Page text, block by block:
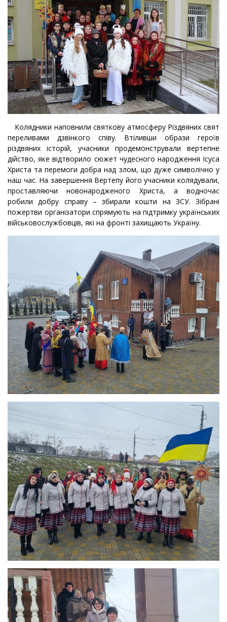
Колядники наповнили святкову атмосферу Різдвяних свят
переливами дзвінкого співу. Втіливши образи героїв
різдвяних історій, учасники продемонстрували вертепне
дійство, яке відтворило сюжет чудесного народження Ісуса
Христа та перемоги добра над злом, що дуже символічно у
наш час. На завершення Вертепу його учасники колядували,
проставляючи новонародженого Христа, а водночас
робили добру справу – збирали кошти на ЗСУ. Зібрані
пожертви організатори спрямують на підтримку українських
військовослужбовців, які на фронті захищають Україну.